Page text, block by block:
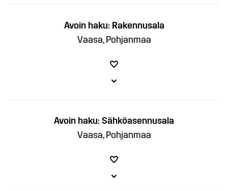
Avoin haku: Rakennusala
Vaasa, Pohjanmaa
Avoin haku: Sähköasennusala
Vaasa, Pohjanmaa